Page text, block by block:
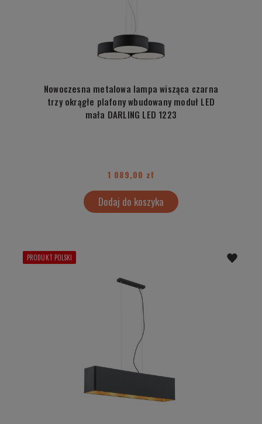
Nowoczesna metalowa lampa wisząca czarna
trzy okrągłe plafony wbudowany moduł LED
mała DARLING LED 1223
1 089,00 zł
Dodaj do koszyka
PRODUKT POLSKI